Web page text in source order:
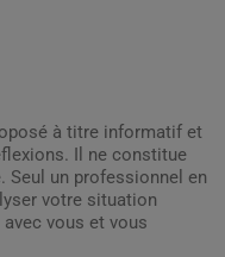
à titre informatif et
Il ne constitue
Seul un professionnel en
votre situation
vous et vous